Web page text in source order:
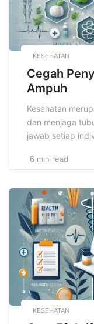
KESEHATAN
Cegah
Ampuh
Kesehatan
dan menjaga
jawab setiap
diabetes, stroke,
Oleh karena itu,
yang lebih
penyakit
6 min read
KESEHATAN